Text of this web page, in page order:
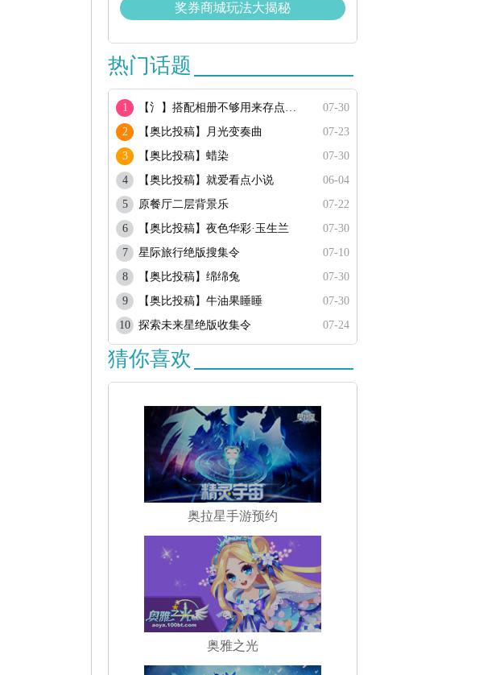
奖券商城玩法大揭秘
热门话题
1 【氵】搭配相册不够用来存点搭配
07-30
2
【奥比投稿】月光变奏曲
07-23
3
【奥比投稿】蜡染
07-30
4
【奥比投稿】就爱看点小说
06-04
5
原餐厅二层背景乐
07-22
6
【奥比投稿】夜色华彩·玉生兰
07-30
7
星际旅行绝版搜集令
07-10
8
【奥比投稿】绵绵兔
07-30
9
【奥比投稿】牛油果睡睡
07-30
10
探索未来星绝版收集令 07-24
猜你喜欢
奥拉星手游预约
奥雅之光